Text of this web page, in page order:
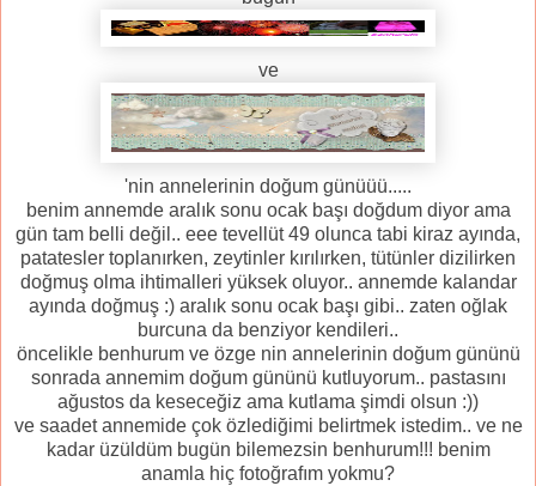
ve
'nin annelerinin doğum günüüü.....
benim annemde aralık sonu ocak başı doğdum diyor ama
gün tam belli değil.. eee tevellüt 49 olunca tabi kiraz ayında,
patatesler toplanırken, zeytinler kırılırken, tütünler dizilirken
doğmuş olma ihtimalleri yüksek oluyor.. annemde kalandar
ayında doğmuş :) aralık sonu ocak başı gibi.. zaten oğlak
burcuna da benziyor kendileri..
öncelikle benhurum ve özge nin annelerinin doğum gününü
sonrada annemim doğum gününü kutluyorum.. pastasını
ağustos da keseceğiz ama kutlama şimdi olsun :))
ve saadet annemide çok özlediğimi belirtmek istedim.. ve ne
kadar üzüldüm bugün bilemezsin benhurum!!! benim
anamla hiç fotoğrafım yokmu?